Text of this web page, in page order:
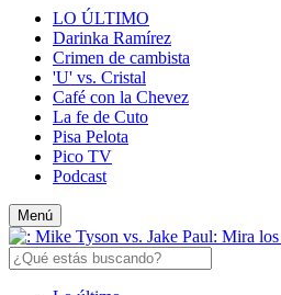
LO ÚLTIMO
Darinka Ramírez
Crimen de cambista
'U' vs. Cristal
Café con la Chevez
La fe de Cuto
Pisa Pelota
Pico TV
Podcast
Menú